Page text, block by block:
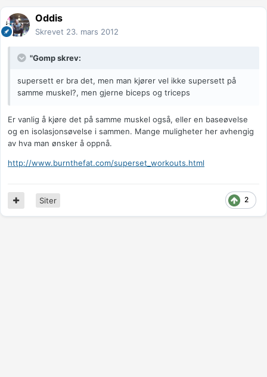
Oddis
Skrevet 23. mars 2012
"Gomp skrev:
supersett er bra det, men man kjører vel ikke supersett på
samme muskel?, men gjerne biceps og triceps
Er vanlig å kjøre det på samme muskel også, eller en baseøvelse
og en isolasjonsøvelse i sammen. Mange muligheter her avhengig
av hva man ønsker å oppnå.
http://www.burnthefat.com/superset_workouts.html
2
Siter